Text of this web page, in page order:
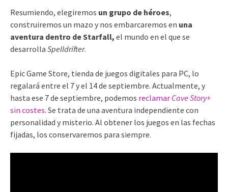
Resumiendo, elegiremos un grupo de héroes,
construiremos un mazo y nos embarcaremos en una
aventura dentro de Starfall, el mundo en el que se
desarrolla Spelldrifter.
Epic Game Store, tienda de juegos digitales para PC, lo
regalará entre el 7 y el 14 de septiembre. Actualmente, y
hasta ese 7 de septiembre, podemos reclamar Cave Story+
sin costes. Se trata de una aventura independiente con
personalidad y misterio. Al obtener los juegos en las fechas
fijadas, los conservaremos para siempre.